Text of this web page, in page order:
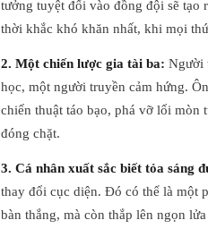
tưởng tuyệt đối vào đồng đội sẽ tạo
thời khắc khó khăn nhất, khi mọi
2. Một chiến lược gia tài ba: Người
học, một người truyền cảm hứng.
chiến thuật táo bạo, phá vỡ lối mòn
đóng chặt.
3. Cá nhân xuất sắc biết tỏa sáng
thay đổi cục diện. Đó có thể là một
bàn thắng, mà còn thắp lên ngọn